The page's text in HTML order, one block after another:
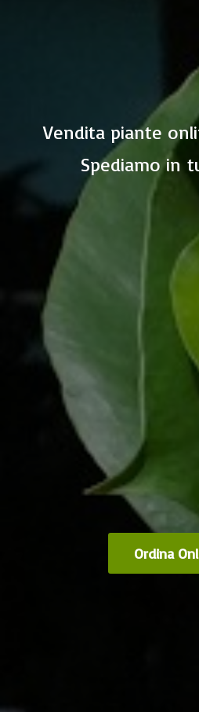
Vendita piante
Spediamo in
Ordina